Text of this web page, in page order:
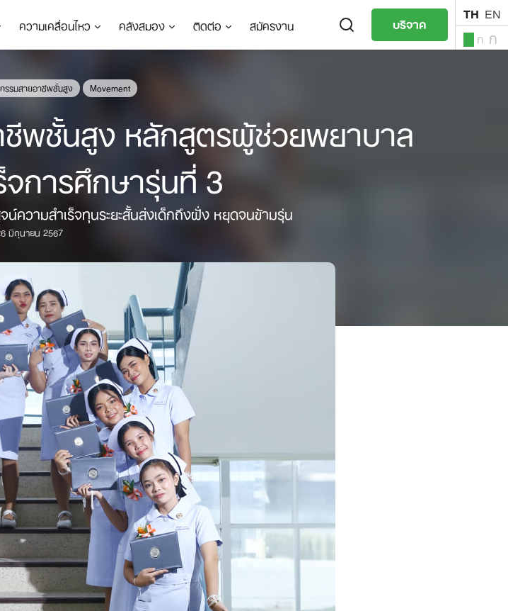
ความเคลื่อนไหว คลังสมอง ติดต่อ สมัครงาน บริจาค TH EN
ก ก
รรมสายอาชีพชั้นสูง Movement
พชั้นสูง หลักสูตรผู้ช่วยพยาบาล
การศึกษารุ่นที่ 3
วามสำเร็จทุนระยะสั้นส่งเด็กถึงฝั่ง หยุดจนข้ามรุ่น
มิถุนายน 2567